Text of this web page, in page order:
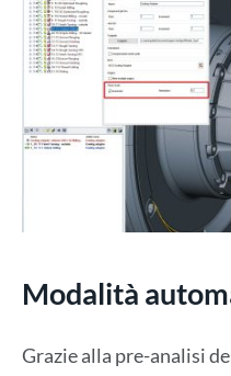
Modalità
Grazie alla pre-analisi